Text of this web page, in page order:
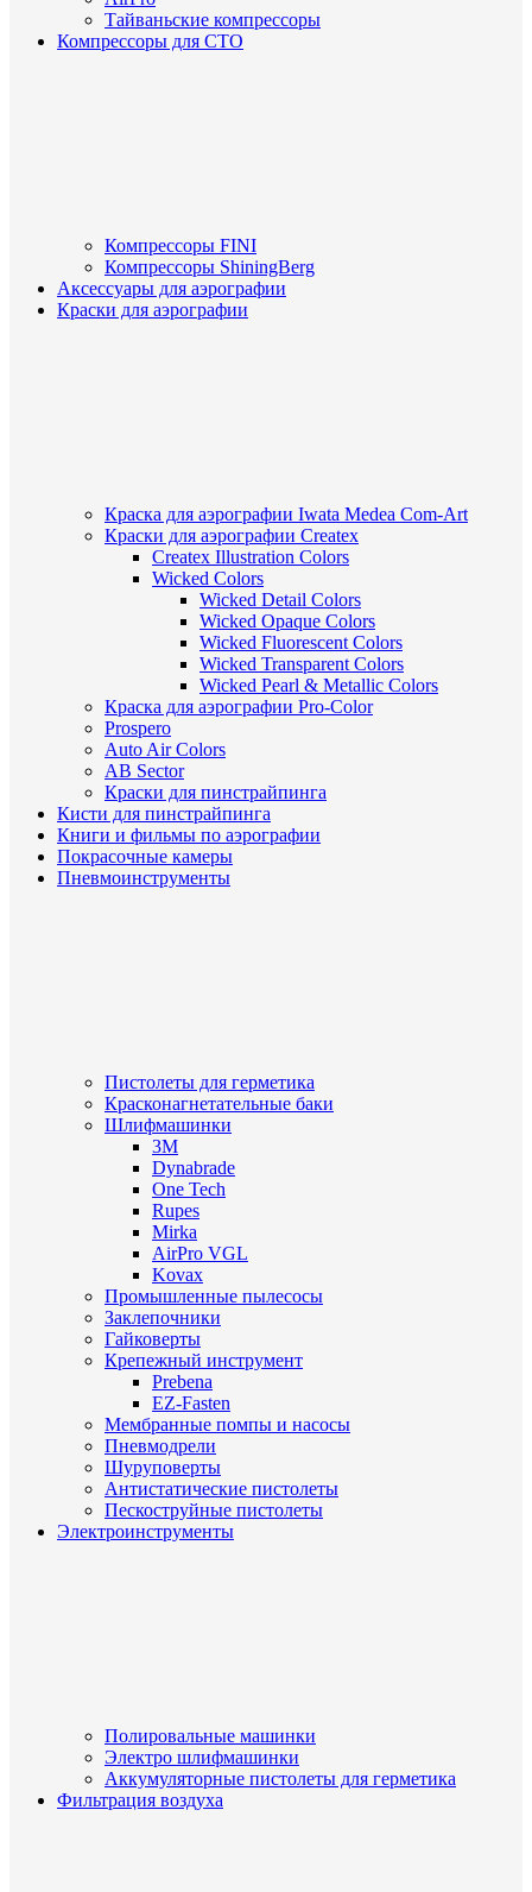
Тайваньские компрессоры
Компрессоры для СТО
Компрессоры FINI
Компрессоры ShiningBerg
Аксессуары для аэрографии
Краски для аэрографии
Краска для аэрографии Iwata Medea Com-Art
Краски для аэрографии Createx
Createx Illustration Colors
Wicked Colors
Wicked Detail Colors
Wicked Opaque Colors
Wicked Fluorescent Colors
Wicked Transparent Colors
Wicked Pearl & Metallic Colors
Краска для аэрографии Pro-Color
Prospero
Auto Air Colors
AB Sector
Краски для пинстрайпинга
Кисти для пинстрайпинга
Книги и фильмы по аэрографии
Покрасочные камеры
Пневмоинструменты
Пистолеты для герметика
Красконагнетательные баки
Шлифмашинки
3M
Dynabrade
One Tech
Rupes
Mirka
AirPro VGL
Kovax
Промышленные пылесосы
Заклепочники
Гайковерты
Крепежный инструмент
Prebena
EZ-Fasten
Мембранные помпы и насосы
Пневмодрели
Шуруповерты
Антистатические пистолеты
Пескоструйные пистолеты
Электроинструменты
Полировальные машинки
Электро шлифмашинки
Аккумуляторные пистолеты для герметика
Фильтрация воздуха